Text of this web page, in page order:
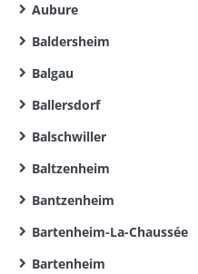
Aubure
Baldersheim
Balgau
Ballersdorf
Balschwiller
Baltzenheim
Bantzenheim
Bartenheim-La-Chaussée
Bartenheim